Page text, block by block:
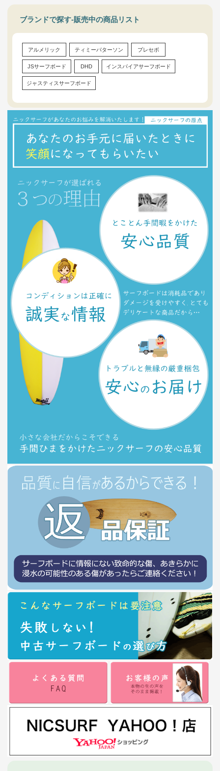
ブランドで探す-販売中の商品リスト
アルメリック ティミーパターソン プレセボ
JSサーフボード DHD インスパイアサーフボード
ジャスティスサーフボード